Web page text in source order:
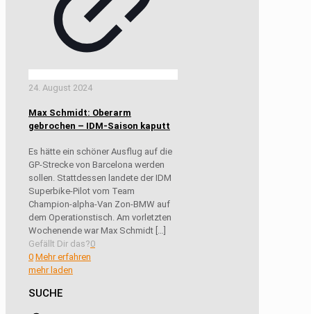
24. August 2024
Max Schmidt: Oberarm
gebrochen – IDM-Saison kaputt
Es hätte ein schöner Ausflug auf die
GP-Strecke von Barcelona werden
sollen. Stattdessen landete der IDM
Superbike-Pilot vom Team
Champion-alpha-Van Zon-BMW auf
dem Operationstisch. Am vorletzten
Wochenende war Max Schmidt […]
Gefällt Dir das?0
0 Mehr erfahren
mehr laden
SUCHE